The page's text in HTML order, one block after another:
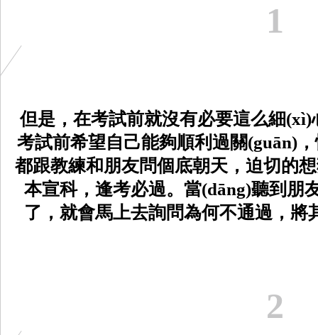
1
但是，在考試前就沒有必要這么細
考試前希望自己能夠順利過關(guān)
都跟教練和朋友問個底朝天，迫切的想
本宣科，逢考必過。當(dāng)聽到
了，就會馬上去詢問為何不通過，將
2